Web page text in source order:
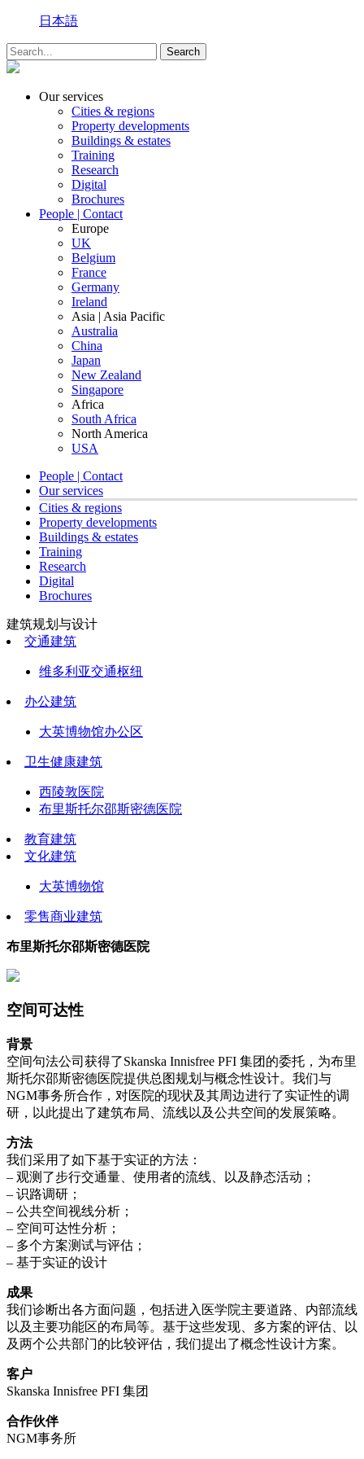
日本語
Our services
Cities & regions
Property developments
Buildings & estates
Training
Research
Digital
Brochures
People | Contact
Europe
UK
Belgium
France
Germany
Ireland
Asia | Asia Pacific
Australia
China
Japan
New Zealand
Singapore
Africa
South Africa
North America
USA
People | Contact
Our services
Cities & regions
Property developments
Buildings & estates
Training
Research
Digital
Brochures
建筑规划与设计
交通建筑
维多利亚交通枢纽
办公建筑
大英博物馆办公区
卫生健康建筑
西陵敦医院
布里斯托尔邵斯密德医院
教育建筑
文化建筑
大英博物馆
零售商业建筑
布里斯托尔邵斯密德医院
空间可达性
背景
空间句法公司获得了Skanska Innisfree PFI 集团的委托，为布里
斯托尔邵斯密德医院提供总图规划与概念性设计。我们与
NGM事务所合作，对医院的现状及其周边进行了实证性的调
研，以此提出了建筑布局、流线以及公共空间的发展策略。
方法
我们采用了如下基于实证的方法：
– 观测了步行交通量、使用者的流线、以及静态活动；
– 识路调研；
– 公共空间视线分析；
– 空间可达性分析；
– 多个方案测试与评估；
– 基于实证的设计
成果
我们诊断出各方面问题，包括进入医学院主要道路、内部流线
以及主要功能区的布局等。基于这些发现、多方案的评估、以
及两个公共部门的比较评估，我们提出了概念性设计方案。
客户
Skanska Innisfree PFI 集团
合作伙伴
NGM事务所